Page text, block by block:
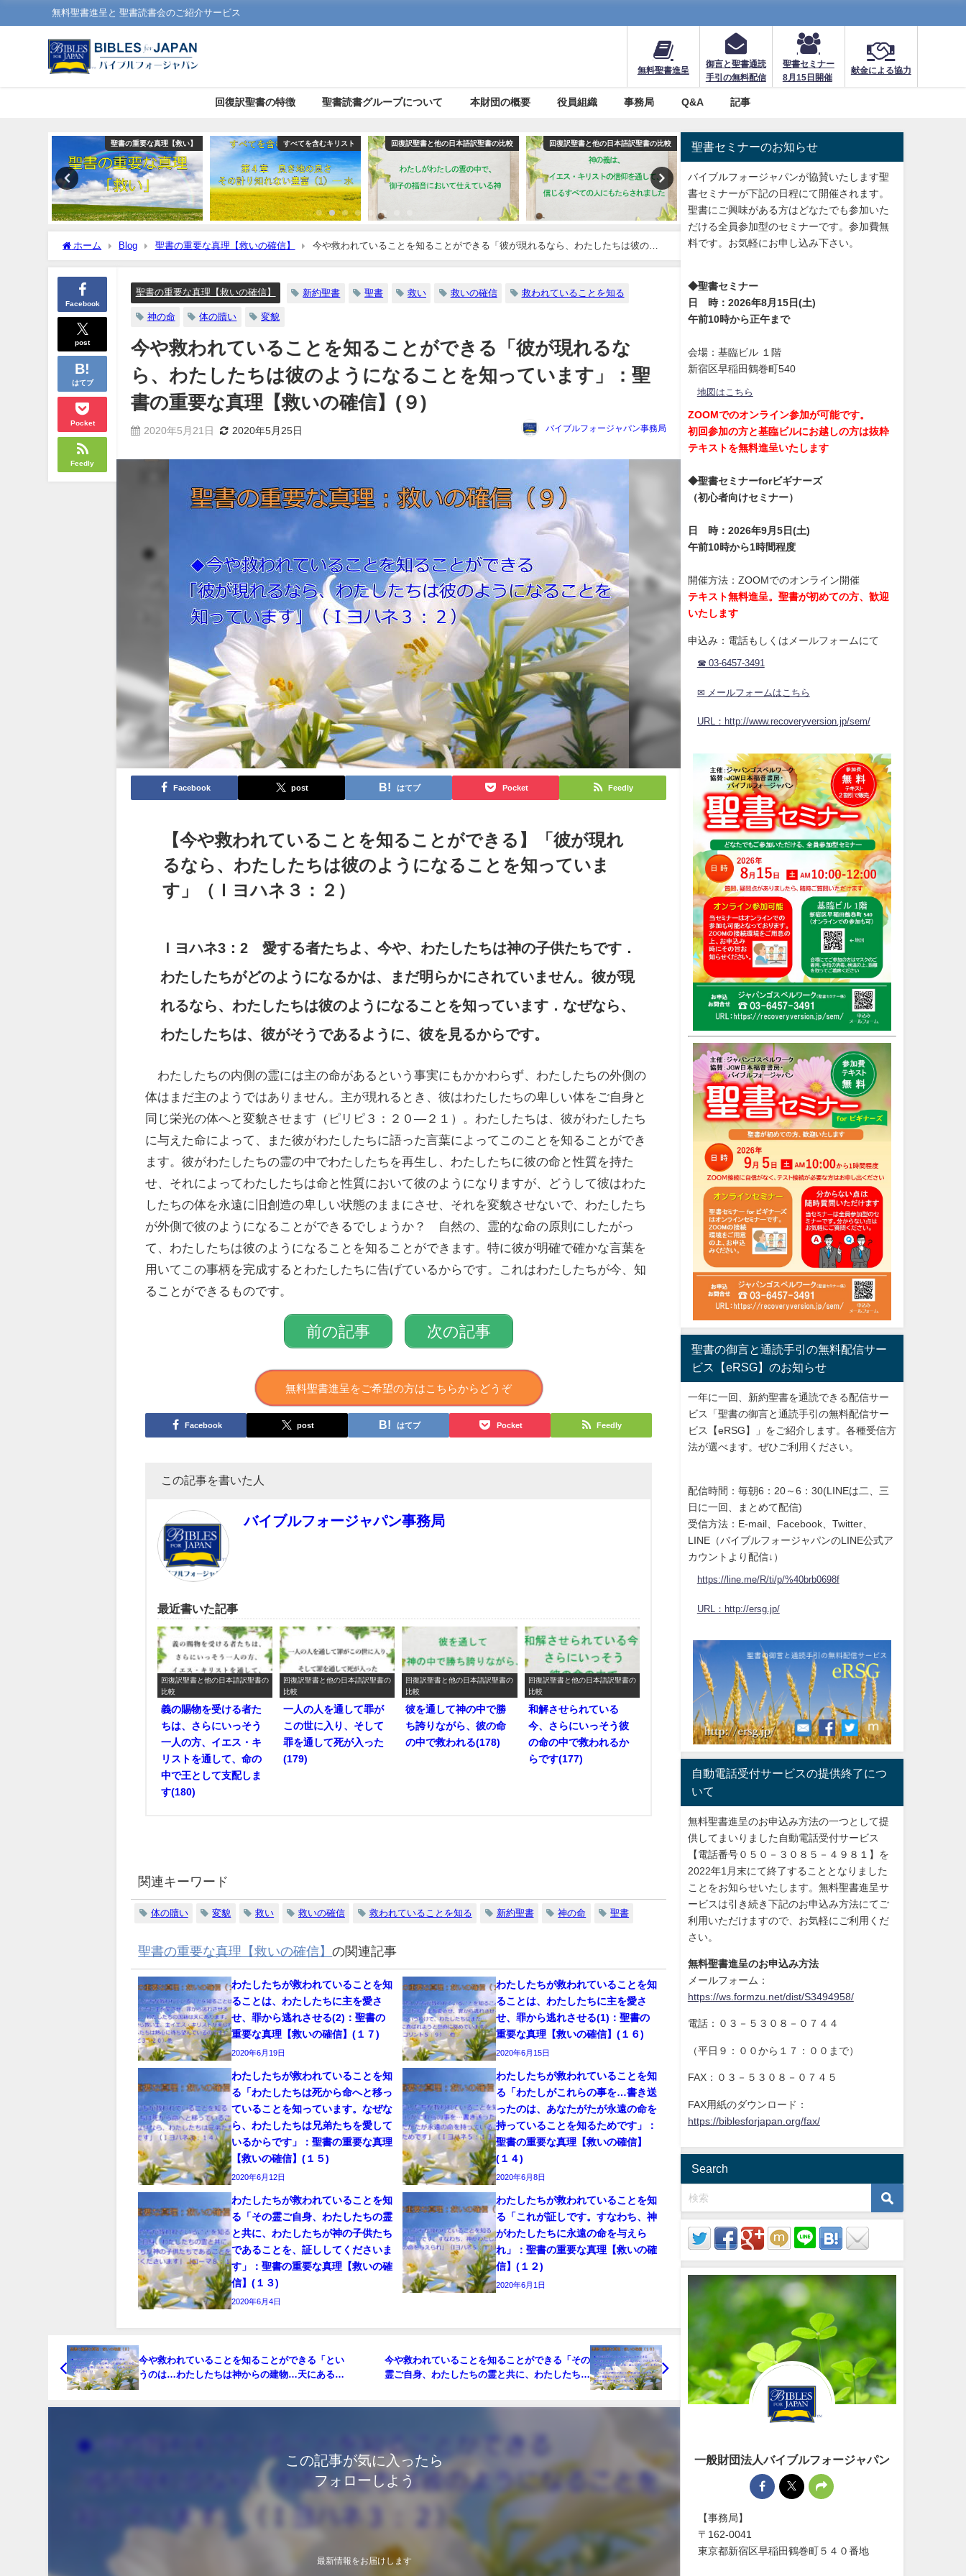
無料聖書進呈と 聖書読書会のご紹介サービス
無料聖書進呈
御言と聖書通読
手引の無料配信
聖書セミナー
8月15日開催
献金による協力
回復訳聖書の特徴 聖書読書グループについて 本財団の概要 役員組織 事務局 Q&A 記事
すべてを含むキリスト 回復訳聖書と他の日本語訳聖書の比較 回復訳聖書と他の日本語訳聖書の比較 回復訳聖書と他の日本語訳聖書の比較 回復訳聖書と他の日本語訳聖書の比較
ホーム Blog 聖書の重要な真理【救いの確信】
今や救われていることを知ることができる「彼が現れるなら、わたしたちは彼のよ
うになることを知っています」：聖書の重要な真理【救いの確信】(９)
Facebook
post
はてブ
Pocket
Feedly
聖書の重要な真理【救いの確信】 新約聖書 聖書 救い 救いの確信 救われていることを知る
神の命 体の贖い 変貌
今や救われていることを知ることができる「彼が現れるな
ら、わたしたちは彼のようになることを知っています」：聖
書の重要な真理【救いの確信】(９)
2020年5月21日 2020年5月25日 バイブルフォージャパン事務局
Facebook post はてブ Pocket Feedly
【今や救われていることを知ることができる】「彼が現れ
るなら、わたしたちは彼のようになることを知っていま
す」（Ｉヨハネ３：２）
Ｉヨハネ3：2 愛する者たちよ、今や、わたしたちは神の子供たちです．
わたしたちがどのようになるかは、まだ明らかにされていません。彼が現
れるなら、わたしたちは彼のようになることを知っています．なぜなら、
わたしたちは、彼がそうであるように、彼を見るからです。
わたしたちの内側の霊には主の命があるという事実にもかかわらず、わたしたちの外側の
体はまだ主のようではありません。主が現れるとき、彼はわたしたちの卑しい体をご自身と
同じ栄光の体へと変貌させます（ピリピ３：２０―２１）。わたしたちは、彼がわたしたち
に与えた命によって、また彼がわたしたちに語った言葉によってこのことを知ることができ
ます。彼がわたしたちの霊の中でわたしたちを再生し、わたしたちに彼の命と性質を持た
せ、それによってわたしたちは命と性質において彼のようになりますが、どうして彼はわた
したちの体を永遠に旧創造の卑しい状態のままにさせ、それを変貌させないで、わたしたち
が外側で彼のようになることができるでしょうか？ 自然の、霊的な命の原則にしたがっ
て、わたしたちは彼のようになることを知ることができます。特に彼が明確で確かな言葉を
用いてこの事柄を完成するとわたしたちに告げているからです。これはわたしたちが今、知
ることができるものです。
前の記事 次の記事
無料聖書進呈をご希望の方はこちらからどうぞ
Facebook post はてブ Pocket Feedly
この記事を書いた人
バイブルフォージャパン事務局
最近書いた記事
回復訳聖書と他の日本語訳聖書の
比較
義の賜物を受ける者た
ちは、さらにいっそう
一人の方、イエス・キ
リストを通して、命の
中で王として支配しま
す(180)
回復訳聖書と他の日本語訳聖書の
比較
一人の人を通して罪が
この世に入り、そして
罪を通して死が入った
(179)
回復訳聖書と他の日本語訳聖書の
比較
彼を通して神の中で勝
ち誇りながら、彼の命
の中で救われる(178)
回復訳聖書と他の日本語訳聖書の
比較
和解させられている
今、さらにいっそう彼
の命の中で救われるか
らです(177)
関連キーワード
体の贖い 変貌 救い 救いの確信 救われていることを知る 新約聖書 神の命 聖書
聖書の重要な真理【救いの確信】の関連記事
わたしたちが救われていることを知
ることは、わたしたちに主を愛さ
せ、罪から逃れさせる(2)：聖書の
重要な真理【救いの確信】(１７)
2020年6月19日
わたしたちが救われていることを知
ることは、わたしたちに主を愛さ
せ、罪から逃れさせる(1)：聖書の
重要な真理【救いの確信】(１６)
2020年6月15日
わたしたちが救われていることを知
る「わたしたちは死から命へと移っ
ていることを知っています。なぜな
ら、わたしたちは兄弟たちを愛して
いるからです」：聖書の重要な真理
【救いの確信】(１５)
2020年6月12日
わたしたちが救われていることを知
る「わたしがこれらの事を…書き送
ったのは、あなたがたが永遠の命を
持っていることを知るためです」：
聖書の重要な真理【救いの確信】
(１４)
2020年6月8日
わたしたちが救われていることを知
る「その霊ご自身、わたしたちの霊
と共に、わたしたちが神の子供たち
であることを、証ししてくださいま
す」：聖書の重要な真理【救いの確
信】(１３)
2020年6月4日
わたしたちが救われていることを知
る「これが証しです。すなわち、神
がわたしたちに永遠の命を与えら
れ」：聖書の重要な真理【救いの確
信】(１２)
2020年6月1日
今や救われていることを知ることができる「とい
うのは…わたしたちは神からの建物…天にある永
今や救われていることを知ることができる「その
霊ご自身、わたしたちの霊と共に、わたしたちが
この記事が気に入ったら
フォローしよう
最新情報をお届けします
聖書セミナーのお知らせ
バイブルフォージャパンが協賛いたします聖
書セミナーが下記の日程にて開催されます。
聖書にご興味がある方はどなたでも参加いた
だける全員参加型のセミナーです。参加費無
料です。お気軽にお申し込み下さい。
◆聖書セミナー
日 時：2026年8月15日(土)
午前10時から正午まで
会場：基臨ビル １階
新宿区早稲田鶴巻町540
地図はこちら
ZOOMでのオンライン参加が可能です。
初回参加の方と基臨ビルにお越しの方は抜粋
テキストを無料進呈いたします
◆聖書セミナーforビギナーズ
（初心者向けセミナー）
日 時：2026年9月5日(土)
午前10時から1時間程度
開催方法：ZOOMでのオンライン開催
テキスト無料進呈。聖書が初めての方、歓迎
いたします
申込み：電話もしくはメールフォームにて
☎ 03-6457-3491
✉ メールフォームはこちら
URL：http://www.recoveryversion.jp/sem/
聖書の御言と通読手引の無料配信サー
ビス【eRSG】のお知らせ
一年に一回、新約聖書を通読できる配信サー
ビス「聖書の御言と通読手引の無料配信サー
ビス【eRSG】」をご紹介します。各種受信方
法が選べます。ぜひご利用ください。
配信時間：毎朝6：20～6：30(LINEは二、三
日に一回、まとめて配信)
受信方法：E-mail、Facebook、Twitter、
LINE（バイブルフォージャパンのLINE公式ア
カウントより配信↓）
https://line.me/R/ti/p/%40brb0698f
URL：http://ersg.jp/
自動電話受付サービスの提供終了につ
いて
無料聖書進呈のお申込み方法の一つとして提
供してまいりました自動電話受付サービス
【電話番号０５０－３０８５－４９８１】を
2022年1月末にて終了することとなりました
ことをお知らせいたします。無料聖書進呈サ
ービスは引き続き下記のお申込み方法にてご
利用いただけますので、お気軽にご利用くだ
さい。
無料聖書進呈のお申込み方法
メールフォーム：
https://ws.formzu.net/dist/S3494958/
電話：０３－５３０８－０７４４
（平日９：００から１７：００まで）
FAX：０３－５３０８－０７４５
FAX用紙のダウンロード：
https://biblesforjapan.org/fax/
Search
一般財団法人バイブルフォージャパン
【事務局】
〒162-0041
東京都新宿区早稲田鶴巻町５４０番地